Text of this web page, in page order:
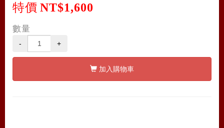
特價 NT$1,600
數量
- +
加入購物車